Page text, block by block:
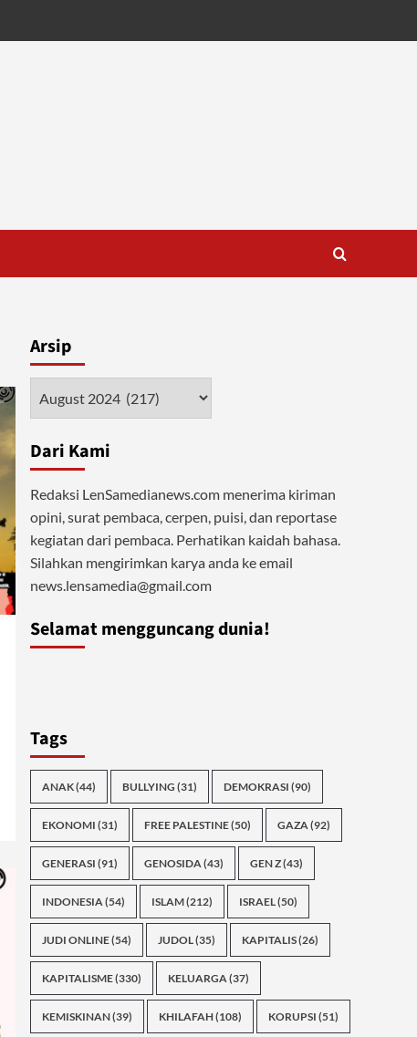
Arsip
Dari Kami
Redaksi LenSamedianews.com menerima kiriman
opini, surat pembaca, cerpen, puisi, dan reportase
kegiatan dari pembaca. Perhatikan kaidah bahasa.
Silahkan mengirimkan karya anda ke email
news.lensamedia@gmail.com
Selamat mengguncang dunia!
Tags
ANAK(44) BULLYING (31) DEMOKRASI (90)
EKONOMI (31) FREE PALESTINE(50) GAZA(92)
GENERASI (91) GENOSIDA(43) GEN Z(43)
INDONESIA(54) ISLAM(212) ISRAEL(50)
JUDI ONLINE(54) JUDOL(35) KAPITALIS(26)
KAPITALISME(330) KELUARGA(37)
KEMISKINAN(39) KHILAFAH(108) KORUPSI (51)